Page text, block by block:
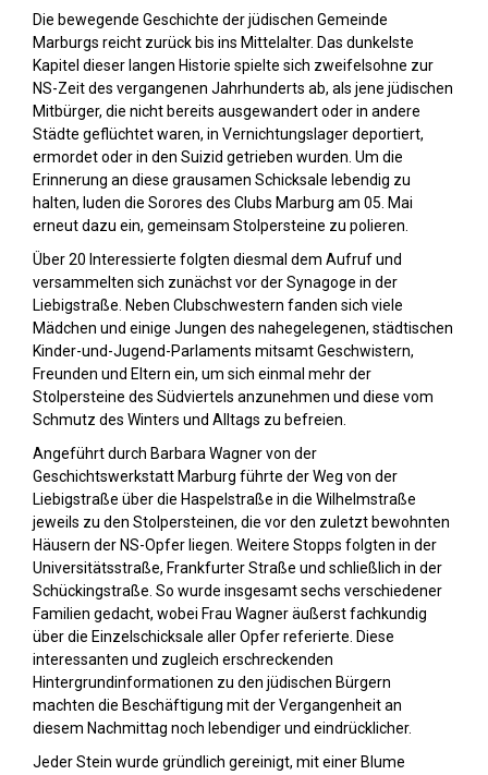
Die bewegende Geschichte der jüdischen Gemeinde
Marburgs reicht zurück bis ins Mittelalter. Das dunkelste
Kapitel dieser langen Historie spielte sich zweifelsohne zur
NS-Zeit des vergangenen Jahrhunderts ab, als jene jüdischen
Mitbürger, die nicht bereits ausgewandert oder in andere
Städte geflüchtet waren, in Vernichtungslager deportiert,
ermordet oder in den Suizid getrieben wurden. Um die
Erinnerung an diese grausamen Schicksale lebendig zu
halten, luden die Sorores des Clubs Marburg am 05. Mai
erneut dazu ein, gemeinsam Stolpersteine zu polieren.
Über 20 Interessierte folgten diesmal dem Aufruf und
versammelten sich zunächst vor der Synagoge in der
Liebigstraße. Neben Clubschwestern fanden sich viele
Mädchen und einige Jungen des nahegelegenen, städtischen
Kinder-und-Jugend-Parlaments mitsamt Geschwistern,
Freunden und Eltern ein, um sich einmal mehr der
Stolpersteine des Südviertels anzunehmen und diese vom
Schmutz des Winters und Alltags zu befreien.
Angeführt durch Barbara Wagner von der
Geschichtswerkstatt Marburg führte der Weg von der
Liebigstraße über die Haspelstraße in die Wilhelmstraße
jeweils zu den Stolpersteinen, die vor den zuletzt bewohnten
Häusern der NS-Opfer liegen. Weitere Stopps folgten in der
Universitätsstraße, Frankfurter Straße und schließlich in der
Schückingstraße. So wurde insgesamt sechs verschiedener
Familien gedacht, wobei Frau Wagner äußerst fachkundig
über die Einzelschicksale aller Opfer referierte. Diese
interessanten und zugleich erschreckenden
Hintergrundinformationen zu den jüdischen Bürgern
machten die Beschäftigung mit der Vergangenheit an
diesem Nachmittag noch lebendiger und eindrücklicher.
Jeder Stein wurde gründlich gereinigt, mit einer Blume